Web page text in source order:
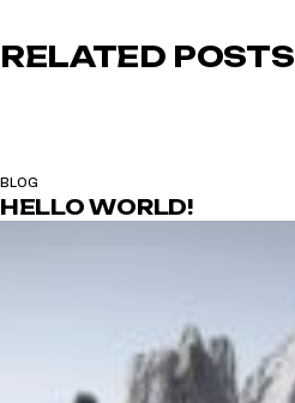
RELATED POSTS
BLOG
HELLO WORLD!